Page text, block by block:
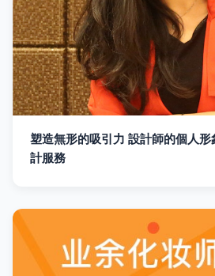
塑造無形的吸引力 設計師的個人
計服務